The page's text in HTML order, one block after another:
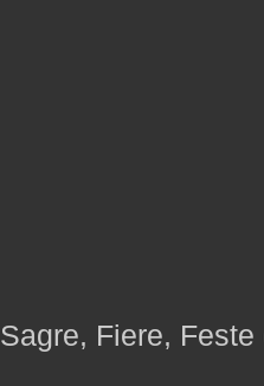
Sagre, Fiere,